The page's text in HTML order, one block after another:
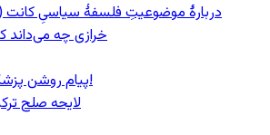
دربارهٔ موضوعیتِ فلسفهٔ سیاسیِ کانت
خرازی چه می‌داند
پیام روشن پزشکیان در گفت‌و‌گوی تصویری با مرد نامرئی: من هستم!
لایحه صلح